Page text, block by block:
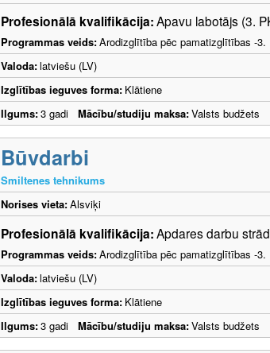
Profesionālā kvalifikācija:Apavu labotājs (3.
Programmas veids:Arodizglītība pēc pamatizglītības -3.
Valoda:latviešu (LV)
Izglītības ieguves forma: Klātiene
Ilgums:3 gadi Mācību/studiju maksa:Valsts budžets
Būvdarbi
Smiltenes tehnikums
Norises vieta:Alsviķi
Profesionālā kvalifikācija:Apdares darbu
Programmas veids:Arodizglītība pēc pamatizglītības -3.
Valoda:latviešu (LV)
Izglītības ieguves forma: Klātiene
Ilgums:3 gadi Mācību/studiju maksa:Valsts budžets